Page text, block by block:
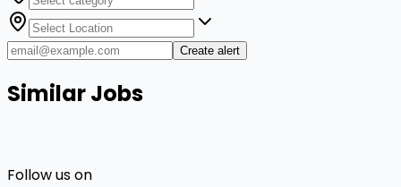
Create alert
Similar Jobs
Follow us on